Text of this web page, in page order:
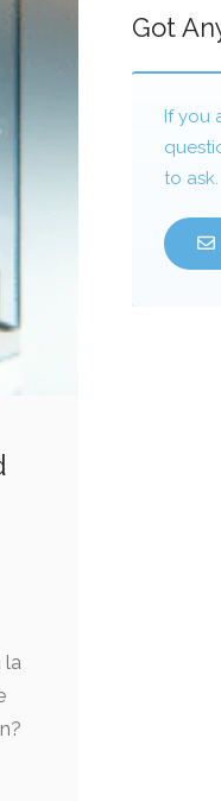
la
Got
If you
to ask.